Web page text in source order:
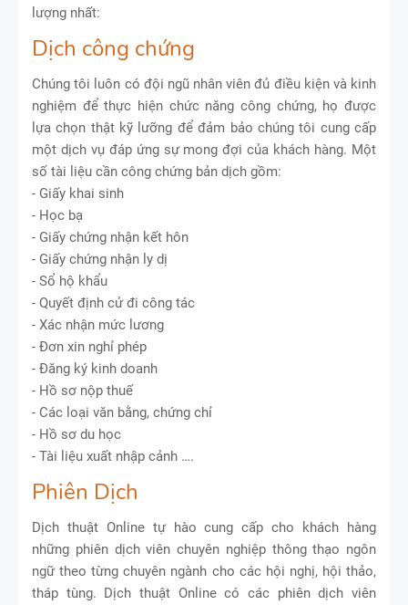
lượng nhất:
Dịch công chứng
Chúng tôi luôn có đội ngũ nhân viên đủ điều kiện và kinh
nghiệm để thực hiện chức năng công chứng, họ được
lựa chọn thật kỹ lưỡng để đảm bảo chúng tôi cung cấp
một dịch vụ đáp ứng sự mong đợi của khách hàng. Một
số tài liệu cần công chứng bản dịch gồm:
- Giấy khai sinh
- Học bạ
- Giấy chứng nhận kết hôn
- Giấy chứng nhận ly dị
- Sổ hộ khẩu
- Quyết định cử đi công tác
- Xác nhận mức lương
- Đơn xin nghỉ phép
- Đăng ký kinh doanh
- Hồ sơ nộp thuế
- Các loại văn bằng, chứng chỉ
- Hồ sơ du học
- Tài liệu xuất nhập cảnh ….
Phiên Dịch
Dịch thuật Online tự hào cung cấp cho khách hàng
những phiên dịch viên chuyên nghiệp thông thạo ngôn
ngữ theo từng chuyên ngành cho các hội nghị, hội thảo,
tháp tùng. Dịch thuật Online có các phiên dịch viên